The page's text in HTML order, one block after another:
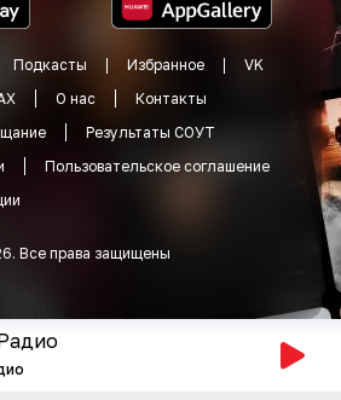
Подкасты Избранное
VK
О нас
Контакты
Результаты СОУТ
Пользовательское соглашение
. Все права защищены